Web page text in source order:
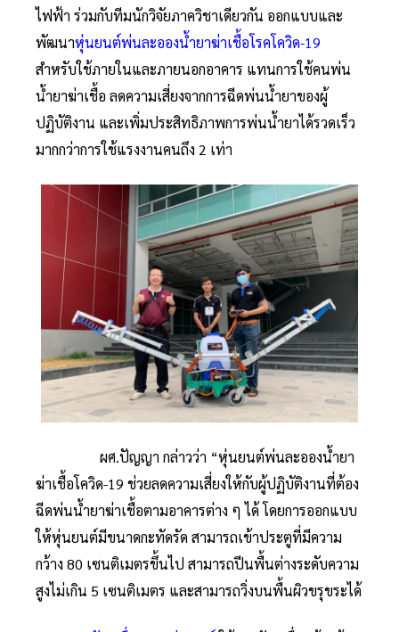
ไฟฟ้า ร่วมกับทีมนักวิจัยภาควิชาเดียวกัน ออกแบบและ
พัฒนาหุ่นยนต์พ่นละอองน้ำยาฆ่าเชื้อโรคโควิด-19
สำหรับใช้ภายในและภายนอกอาคาร แทนการใช้คนพ่น
น้ำยาฆ่าเชื้อ ลดความเสี่ยงจากการฉีดพ่นน้ำยาของผู้
ปฏิบัติงาน และเพิ่มประสิทธิภาพการพ่นน้ำยาได้รวดเร็ว
มากกว่าการใช้แรงงานคนถึง 2 เท่า
ผศ.ปัญญา กล่าวว่า “หุ่นยนต์พ่นละอองน้ำยา
ฆ่าเชื้อโควิด-19 ช่วยลดความเสี่ยงให้กับผู้ปฏิบัติงานที่ต้อง
ฉีดพ่นน้ำยาฆ่าเชื้อตามอาคารต่าง ๆ ได้ โดยการออกแบบ
ให้หุ่นยนต์มีขนาดกะทัดรัด สามารถเข้าประตูที่มีความ
กว้าง 80 เซนติเมตรขึ้นไป สามารถปีนพื้นต่างระดับความ
สูงไม่เกิน 5 เซนติเมตร และสามารถวิ่งบนพื้นผิวขรุขระได้